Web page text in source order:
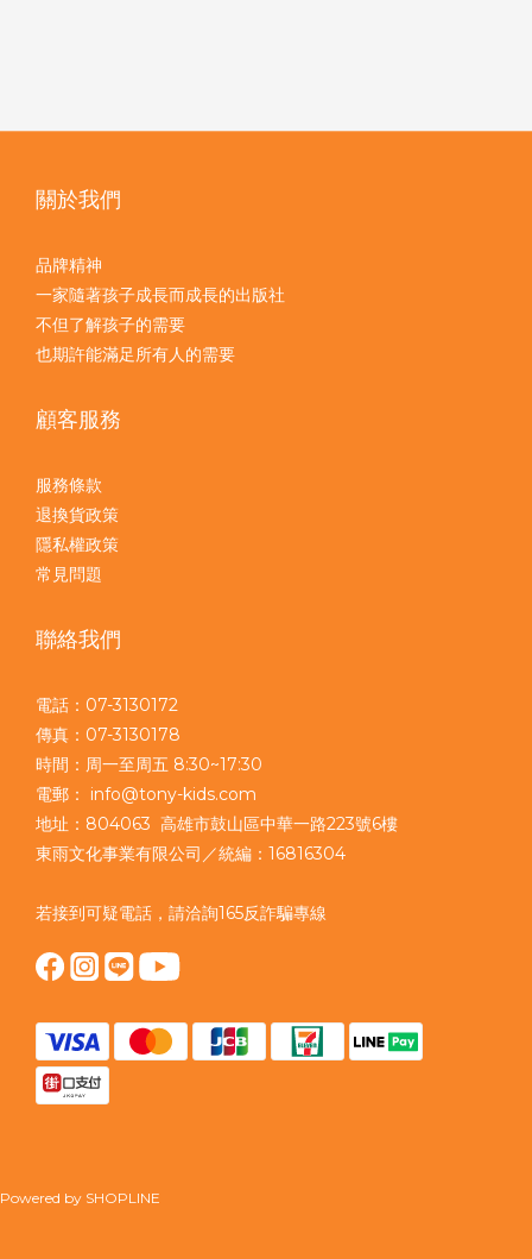
關於我們
品牌精神
一家隨著孩子成長而成長的出版社
不但了解孩子的需要
也期許能滿足所有人的需要
顧客服務
服務條款
退換貨政策
隱私權政策
常見問題
聯絡我們
電話：07-3130172
傳真：07-3130178
時間：周一至周五 8:30~17:30
電郵： info@tony-kids.com
地址：804063 高雄市鼓山區中華一路223號6樓
東雨文化事業有限公司／統編：16816304
若接到可疑電話，請洽詢165反詐騙專線
Powered by SHOPLINE